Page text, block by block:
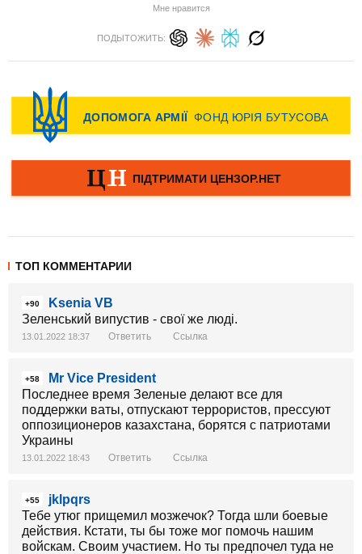
Мне нравится
ПОДЫТОЖИТЬ:
ТОП КОММЕНТАРИИ
+90
Ksenia VB
Зеленський випустив - свої же люді.
13.01.2022 18:37 Ответить Ссылка
+58
Mr Vice President
Последнее время Зеленые делают все для
поддержки ваты, отпускают террористов, прессуют
оппозиционеров казахстана, борятся с патриотами
Украины
13.01.2022 18:43 Ответить Ссылка
+55
jklpqrs
Тебе утюг прищемил мозжечок? Тогда шли боевые
действия. Кстати, ты бы тоже мог помочь нашим
войскам. Своим участием. Но ты предпочел туда не